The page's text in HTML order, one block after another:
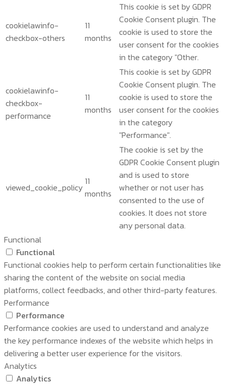
cookielawinfo-
checkbox-others
11
months
This cookie is set by GDPR
Cookie Consent plugin. The
cookie is used to store the
user consent for the cookies
in the category "Other.
cookielawinfo-
checkbox-
performance
11
months
This cookie is set by GDPR
Cookie Consent plugin. The
cookie is used to store the
user consent for the cookies
in the category
"Performance".
viewed_cookie_policy
11
months
The cookie is set by the
GDPR Cookie Consent plugin
and is used to store
whether or not user has
consented to the use of
cookies. It does not store
any personal data.
Functional
Functional
Functional cookies help to perform certain functionalities like
sharing the content of the website on social media
platforms, collect feedbacks, and other third-party features.
Performance
Performance
Performance cookies are used to understand and analyze
the key performance indexes of the website which helps in
delivering a better user experience for the visitors.
Analytics
Analytics